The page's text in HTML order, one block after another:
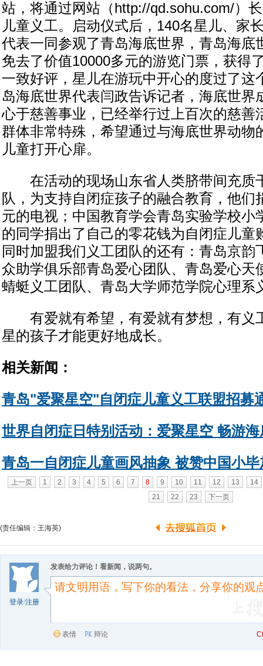
站，将通过网站（http://qd.sohu.com/）
儿童义工。启动仪式后，140名星儿、家
代表一同参观了青岛海底世界，青岛海底
免去了价值10000多元的游览门票，获得
一致好评，星儿在游玩中开心的度过了这
岛海底世界代表闫政告诉记者，海底世界
心于慈善事业，已经举行过上百次的慈善
群体非常特殊，希望通过与海底世界动物
儿童打开心扉。
在活动的现场山东省人类脐带间充质
队，为支持自闭症孩子的融合教育，他们
元的电视；中国教育学会青岛实验学校小
的同学捐出了自己的零花钱为自闭症儿童
同时加盟我们义工团队的还有：青岛京韵
众助学俱乐部青岛爱心团队、青岛爱心天
蜻蜓义工团队、青岛大学师范学院心理系
有爱就有希望，有爱就有梦想，有义
星的孩子才能更好地成长。
相关新闻：
青岛"爱聚星空"自闭症儿童义工联盟招募
世界自闭症日特别活动：爱聚星空 畅游海
青岛一自闭症儿童画风抽象 被赞中国小毕
上一页 1 2 3 4 5 6 7 8 9 10 11 12 13
14
21
22 23 下一页
(责任编辑：王海英)
登录/注册
发表给力评论！看新闻，说两句。
表情 辩论